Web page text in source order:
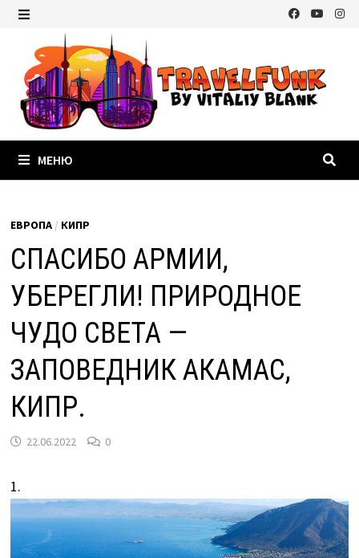
Перейти
содержимому
МЕНЮ
ЕВРОПА / КИПР
СПАСИБО АРМИИ,
УБЕРЕГЛИ! ПРИРОДНОЕ
ЧУДО СВЕТА —
ЗАПОВЕДНИК АКАМАС,
КИПР.
22.06.2022 0
1.